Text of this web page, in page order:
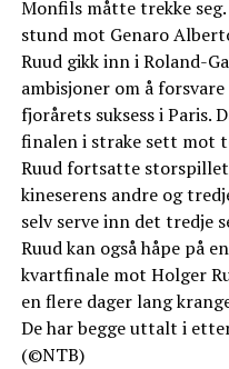
Monfils måtte trekke
stund mot Genaro
Ruud gikk inn i Roland-
ambisjoner om å
fjorårets suksess i Paris.
finalen i strake sett mot
Ruud fortsatte
kineserens andre og
selv serve inn det tredje
Ruud kan også håpe på
kvartfinale mot Holger
en flere dager lang
De har begge uttalt i
(©NTB)